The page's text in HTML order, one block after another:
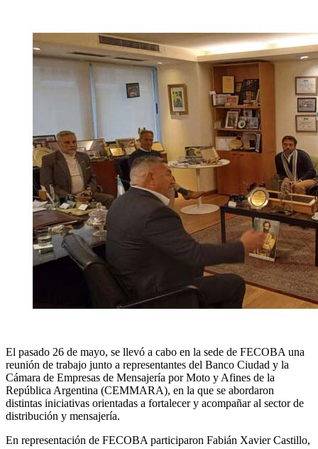
El pasado 26 de mayo, se llevó a cabo en la sede de FECOBA una
reunión de trabajo junto a representantes del Banco Ciudad y la
Cámara de Empresas de Mensajería por Moto y Afines de la
República Argentina (CEMMARA), en la que se abordaron
distintas iniciativas orientadas a fortalecer y acompañar al sector de
distribución y mensajería.
En representación de FECOBA participaron Fabián Xavier Castillo,